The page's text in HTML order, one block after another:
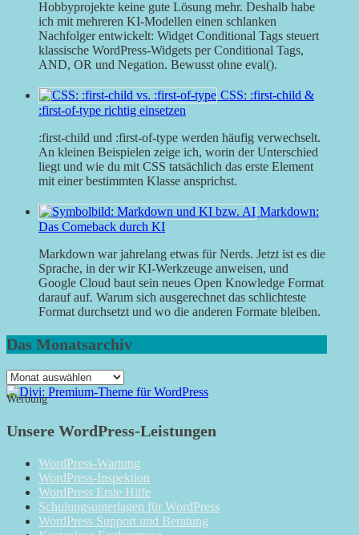
Hobbyprojekte keine gute Lösung mehr. Deshalb habe
ich mit mehreren KI-Modellen einen schlanken
Nachfolger entwickelt: Widget Conditional Tags steuert
klassische WordPress-Widgets per Conditional Tags,
AND, OR und Negation. Bewusst ohne eval().
CSS: :first-child &
:first-of-type richtig einsetzen
:first-child und :first-of-type werden häufig verwechselt.
An kleinen Beispielen zeige ich, worin der Unterschied
liegt und wie du mit CSS tatsächlich das erste Element
mit einer bestimmten Klasse ansprichst.
Markdown:
Das Comeback durch KI
Markdown war jahrelang etwas für Nerds. Jetzt ist es die
Sprache, in der wir KI-Werkzeuge anweisen, und
Google Cloud baut sein neues Open Knowledge Format
darauf auf. Warum sich ausgerechnet das schlichteste
Format durchsetzt und wo die anderen Formate bleiben.
Das Monatsarchiv
Das
Monatsarchiv
Werbung
Unsere WordPress-Leistungen
WordPress-Wartung
WordPress-Inspektion
WordPress Erste Hilfe
Schulungsunterlagen für WordPress
WordPress Support und Beratung